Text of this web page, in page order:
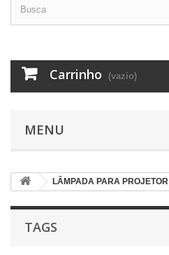
Carrinho (vazio)
MENU
LÂMPADA PARA PROJETOR
TAGS